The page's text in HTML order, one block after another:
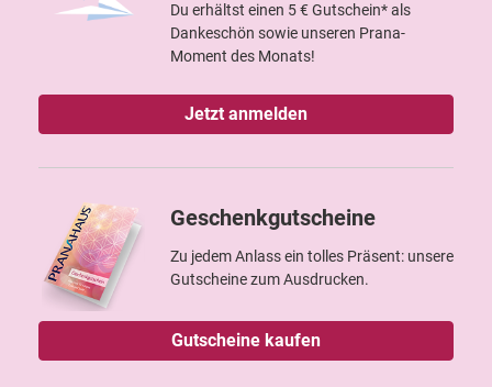
Du erhältst einen 5 € Gutschein* als
Dankeschön sowie unseren Prana-
Moment des Monats!
Jetzt anmelden
Geschenkgutscheine
Zu jedem Anlass ein tolles Präsent: unsere
Gutscheine zum Ausdrucken.
Gutscheine kaufen